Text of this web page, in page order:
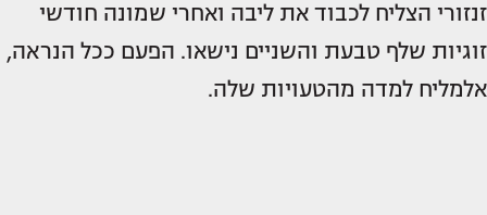
זנזורי הצליח לכבוד את ליבה ואחרי שמונה חודשי
זוגיות שלף טבעת והשניים נישאו. הפעם ככל הנראה,
אלמליח למדה מהטעויות שלה.